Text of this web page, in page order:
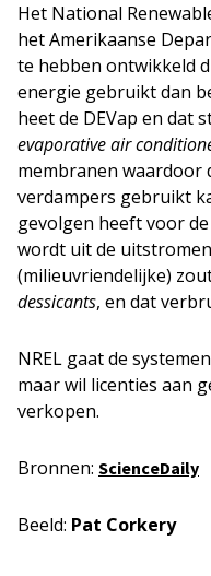
Het National
het Amerikaanse
te hebben ontwikkeld
energie gebruikt dan
heet de DEVap en dat
evaporative air
membranen waardoor
verdampers gebruikt
gevolgen heeft voor
wordt uit de
(milieuvriendelijke)
dessicants, en dat
NREL gaat de
maar wil licenties aan
verkopen.
Bronnen: ScienceDaily
Beeld: Pat Corkery